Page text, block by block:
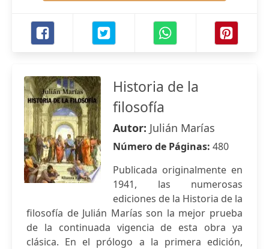
Historia de la
filosofía
Autor: Julián Marías
Número de Páginas: 480
Publicada originalmente en
1941, las numerosas
ediciones de la Historia de la
filosofía de Julián Marías son la mejor prueba
de la continuada vigencia de esta obra ya
clásica. En el prólogo a la primera edición,